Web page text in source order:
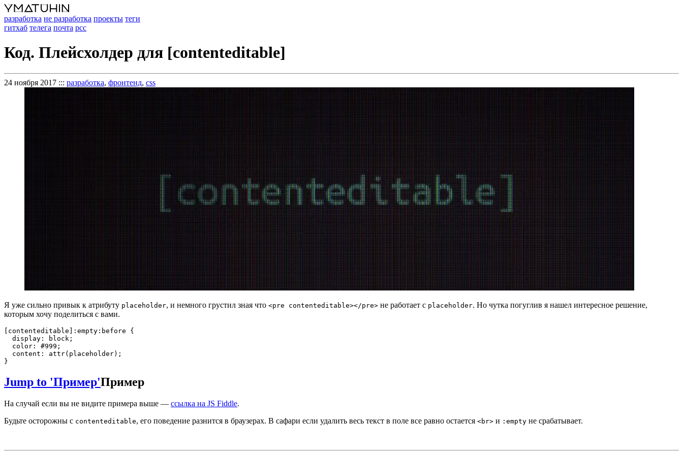
разработка не разработка проекты теги
гитхаб телега почта рсс
Код. Плейсхолдер для [contenteditable]
24 ноября 2017 ::: разработка, фронтенд, css
Я уже сильно привык к атрибуту placeholder, и немного грустил зная что <pre contenteditable></pre> не работает с placeholder. Но чутка погуглив я нашел интересное решение,
которым хочу поделиться с вами.
[contenteditable]:empty:before
{
display : block ;
color : #999 ;
content : attr( placeholder) ;
}
Jump to 'Пример'Пример
На случай если вы не видите примера выше — ссылка на JS Fiddle.
Будьте осторожны с contenteditable, его поведение разнится в браузерах. В сафари если удалить весь текст в поле все равно остается <br> и :empty не срабатывает.